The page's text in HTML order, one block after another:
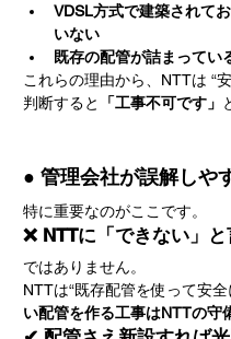
VDSL方式で建築されて
いない
既存の配管が詰まってい
これらの理由から、NTTは “
判断すると
「工事不可です」
● 管理会社が誤解しや
特に重要なのがここです。
❌ NTTに「できない」
ではありません。
NTTは“既存配管を使って安全
い配管を作る工事はNTTの守